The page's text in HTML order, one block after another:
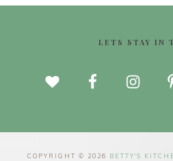
LETS STAY IN
COPYRIGHT © 2026 BETTY'S